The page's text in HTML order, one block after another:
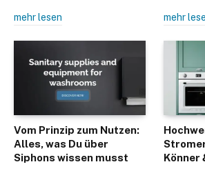
mehr lesen mehr
Vom Prinzip zum Nutzen:
Alles, was Du über
Siphons wissen musst
Könner